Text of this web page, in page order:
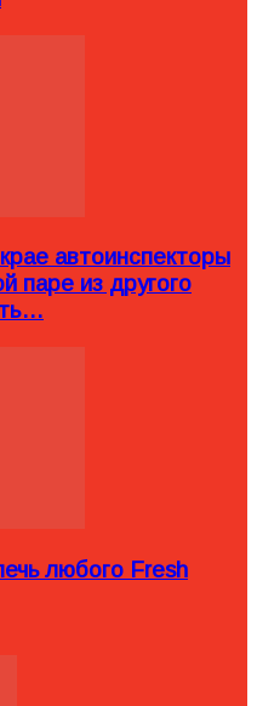
автоинспекторы
паре из другого
любого Fresh